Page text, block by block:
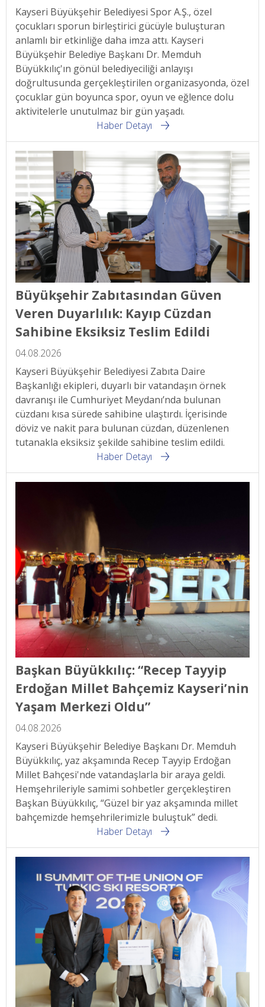
Kayseri Büyükşehir Belediyesi Spor A.Ş., özel
çocukları sporun birleştirici gücüyle buluşturan
anlamlı bir etkinliğe daha imza attı. Kayseri
Büyükşehir Belediye Başkanı Dr. Memduh
Büyükkılıç'ın gönül belediyeciliği anlayışı
doğrultusunda gerçekleştirilen organizasyonda, özel
çocuklar gün boyunca spor, oyun ve eğlence dolu
aktivitelerle unutulmaz bir gün yaşadı.
Haber Detayı
Büyükşehir Zabıtasından Güven
Veren Duyarlılık: Kayıp Cüzdan
Sahibine Eksiksiz Teslim Edildi
04.08.2026
Kayseri Büyükşehir Belediyesi Zabıta Daire
Başkanlığı ekipleri, duyarlı bir vatandaşın örnek
davranışı ile Cumhuriyet Meydanı’nda bulunan
cüzdanı kısa sürede sahibine ulaştırdı. İçerisinde
döviz ve nakit para bulunan cüzdan, düzenlenen
tutanakla eksiksiz şekilde sahibine teslim edildi.
Haber Detayı
Başkan Büyükkılıç: “Recep Tayyip
Erdoğan Millet Bahçemiz Kayseri’nin
Yaşam Merkezi Oldu”
04.08.2026
Kayseri Büyükşehir Belediye Başkanı Dr. Memduh
Büyükkılıç, yaz akşamında Recep Tayyip Erdoğan
Millet Bahçesi'nde vatandaşlarla bir araya geldi.
Hemşehrileriyle samimi sohbetler gerçekleştiren
Başkan Büyükkılıç, “Güzel bir yaz akşamında millet
bahçemizde hemşehrilerimizle buluştuk” dedi.
Haber Detayı